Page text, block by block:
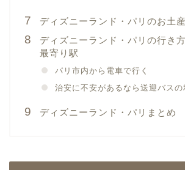
ディズニーランド・パリのお土
ディズニーランド・パリの行き
最寄り駅
パリ市内から電車で行く
治安に不安があるなら送迎バスの
ディズニーランド・パリまとめ